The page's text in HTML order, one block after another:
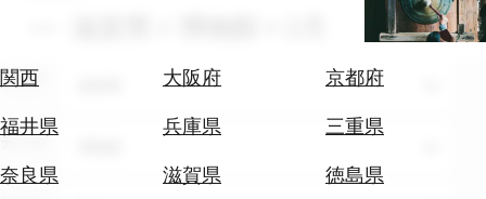
関西 大阪府
京都府
福井県
兵庫県
三重県
奈良県
滋賀県
徳島県
券
テ
エリア
テーマ